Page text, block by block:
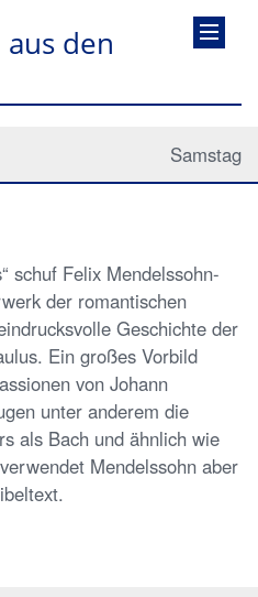
den
Samstag
schuf Felix Mendelssohn-
der romantischen
Geschichte der
Ein großes Vorbild
von Johann
unter anderem die
als Bach und ähnlich wie
Mendelssohn aber